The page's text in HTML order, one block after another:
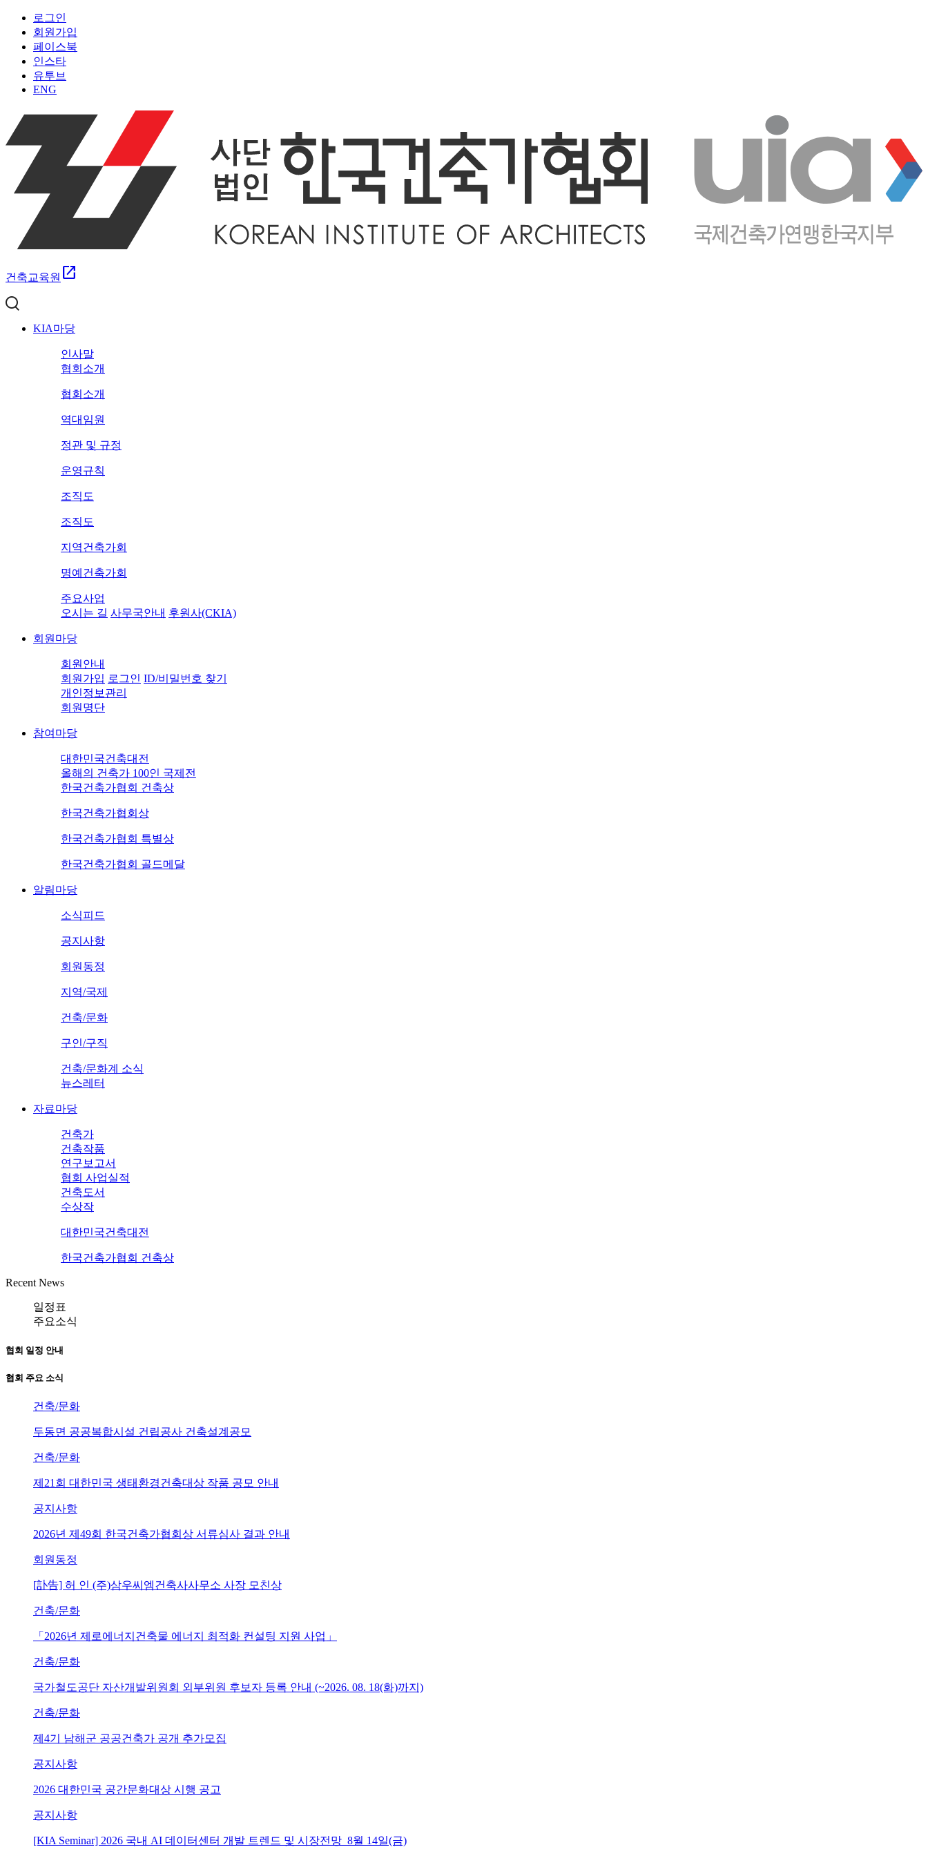
로그인
회원가입
페이스북
인스타
유투브
ENG
건축교육원 open_in_new
KIA마당
인사말
협회소개
협회소개
역대임원
정관 및 규정
운영규칙
조직도
조직도
지역건축가회
명예건축가회
주요사업
오시는 길 사무국안내 후원사(CKIA)
회원마당
회원안내
회원가입 로그인 ID/비밀번호 찾기
개인정보관리
회원명단
참여마당
대한민국건축대전
올해의 건축가 100인 국제전
한국건축가협회 건축상
한국건축가협회상
한국건축가협회 특별상
한국건축가협회 골드메달
알림마당
소식피드
공지사항
회원동정
지역/국제
건축/문화
구인/구직
건축/문화계 소식
뉴스레터
자료마당
건축가
건축작품
연구보고서
협회 사업실적
건축도서
수상작
대한민국건축대전
한국건축가협회 건축상
Recent News
일정표
주요소식
협회 일정 안내
협회 주요 소식
건축/문화
두동면 공공복합시설 건립공사 건축설계공모
건축/문화
제21회 대한민국 생태환경건축대상 작품 공모 안내
공지사항
2026년 제49회 한국건축가협회상 서류심사 결과 안내
회원동정
[訃告] 허 인 (주)삼우씨엠건축사사무소 사장 모친상
건축/문화
「2026년 제로에너지건축물 에너지 최적화 컨설팅 지원 사업」
건축/문화
국가철도공단 자산개발위원회 외부위원 후보자 등록 안내 (~2026. 08. 18(화)까지)
건축/문화
제4기 남해군 공공건축가 공개 추가모집
공지사항
2026 대한민국 공간문화대상 시행 공고
공지사항
[KIA Seminar] 2026 국내 AI 데이터센터 개발 트렌드 및 시장전망_8월 14일(금)